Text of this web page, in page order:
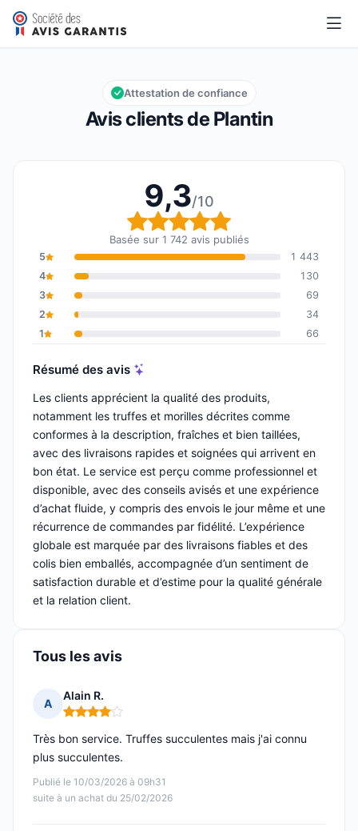
Plantin
Note globale : 9,3 sur 10
9,3/10
Avis clients de Plantin
Attestation de confiance
9,3/10
Note globale : 9,3 sur
Basée sur 1 742 avis publiés
5
1 443
4
130
3
69
2
34
1
66
Résumé des avis
Les clients apprécient la qualité des produits,
notamment les truffes et morilles décrites comme
conformes à la description, fraîches et bien taillées,
avec des livraisons rapides et soignées qui arrivent en
bon état. Le service est perçu comme professionnel et
disponible, avec des conseils avisés et une expérience
d’achat fluide, y compris des envois le jour même et une
récurrence de commandes par fidélité. L’expérience
globale est marquée par des livraisons fiables et des
colis bien emballés, accompagnée d’un sentiment de
satisfaction durable et d’estime pour la qualité générale
et la relation client.
Tous les avis
A
Alain R.
Note : 4 sur 5
Publié le 10/03/2026 à 09h31
suite à un achat du 25/02/2026
Très bon service. Truffes succulentes mais j'ai connu
plus succulentes.